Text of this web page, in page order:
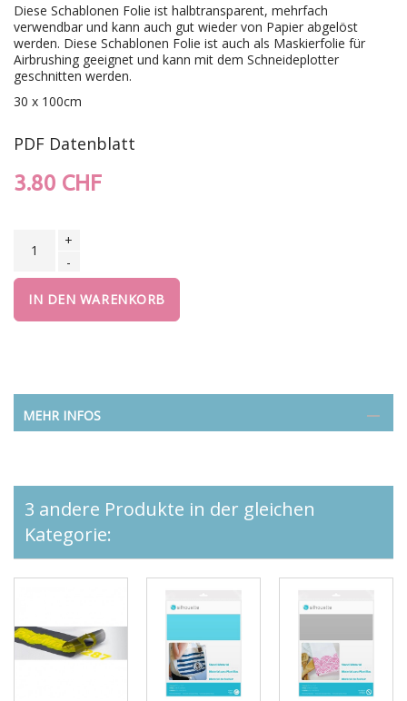
Diese Schablonen Folie ist halbtransparent, mehrfach
verwendbar und kann auch gut wieder von Papier abgelöst
werden. Diese Schablonen Folie ist auch als Maskierfolie für
Airbrushing geeignet und kann mit dem Schneideplotter
geschnitten werden.
30 x 100cm
PDF Datenblatt
3.80 CHF
+
-
IN DEN WARENKORB
MEHR INFOS
3 andere Produkte in der gleichen
Kategorie: